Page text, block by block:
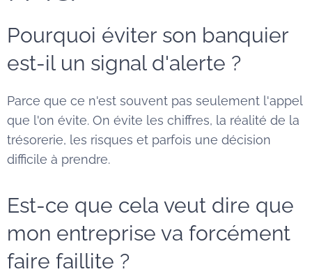
Pourquoi éviter son banquier
est-il un signal d'alerte ?
Parce que ce n'est souvent pas seulement l'appel
que l'on évite. On évite les chiffres, la réalité de la
trésorerie, les risques et parfois une décision
difficile à prendre.
Est-ce que cela veut dire que
mon entreprise va forcément
faire faillite ?